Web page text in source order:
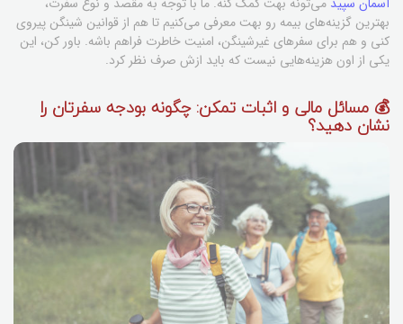
بهترین گزینه‌های بیمه رو بهت معرفی می‌کنیم تا هم از قوانین شینگن پیروی
کنی و هم برای سفرهای غیرشینگن، امنیت خاطرت فراهم باشه. باور کن، این
یکی از اون هزینه‌هایی نیست که باید ازش صرف نظر کرد.
💰 مسائل مالی و اثبات تمکن: چگونه بودجه سفرتان را
نشان دهید؟